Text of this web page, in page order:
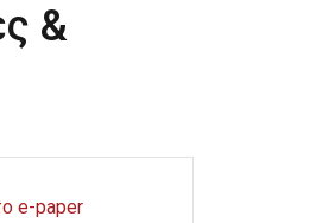
&
e-paper